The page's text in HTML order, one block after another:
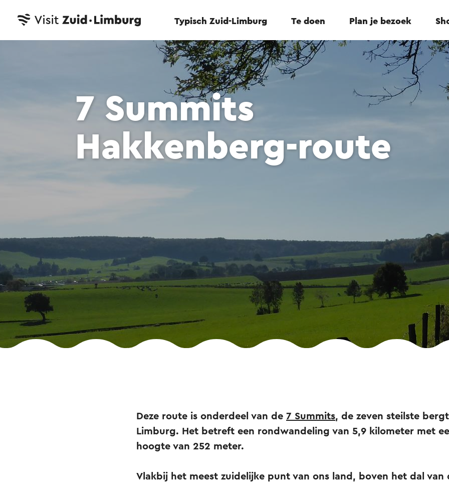
Typisch Zuid-Limburg Te doen Plan je bezoek
7 Summits
Hakkenberg-route
Deze route is onderdeel van de 7 Summits, de zeven steilste
Limburg. Het betreft een rondwandeling van 5,9 kilometer met
hoogte van 252 meter.
Vlakbij het meest zuidelijke punt van ons land, boven het dal van